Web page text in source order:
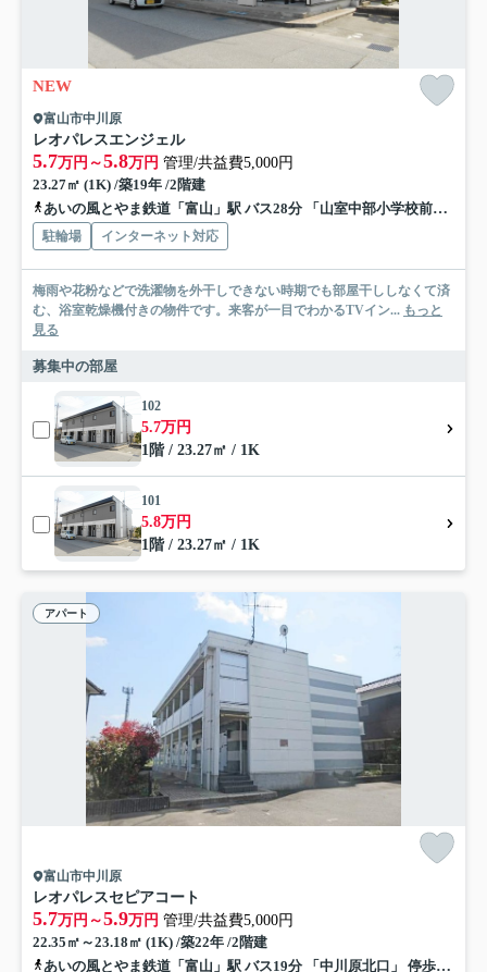
NEW
富山市中川原
レオパレスエンジェル
5.7万円～5.8万円 管理/共益費5,000円
23.27㎡ (1K) /築19年 /2階建
あいの風とやま鉄道「富山」駅 バス28分 「山室中部小学校前」 停歩4分
駐輪場 インターネット対応
梅雨や花粉などで洗濯物を外干しできない時期でも部屋干ししなくて済
む、浴室乾燥機付きの物件です。来客が一目でわかるTVイン... もっと
見る
募集中の部屋
102
5.7万円
1階 / 23.27㎡ / 1K
101
5.8万円
1階 / 23.27㎡ / 1K
アパート
富山市中川原
レオパレスセピアコート
5.7万円～5.9万円 管理/共益費5,000円
22.35㎡～23.18㎡ (1K) /築22年 /2階建
あいの風とやま鉄道「富山」駅 バス19分 「中川原北口」 停歩4分